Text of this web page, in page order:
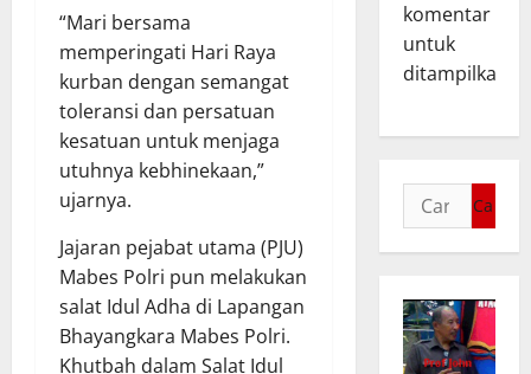
“Mari bersama
memperingati Hari Raya
kurban dengan semangat
toleransi dan persatuan
kesatuan untuk menjaga
utuhnya kebhinekaan,”
ujarnya.
Jajaran pejabat utama (PJU)
Mabes Polri pun melakukan
salat Idul Adha di Lapangan
Bhayangkara Mabes Polri.
Khutbah dalam Salat Idul
komentar
untuk
ditampilkan.